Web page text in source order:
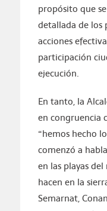
propósito que
detallada de los
acciones
participación
ejecución.
En tanto, la
en congruencia
“hemos hecho
comenzó a
en las playas
hacen en la
Semarnat,